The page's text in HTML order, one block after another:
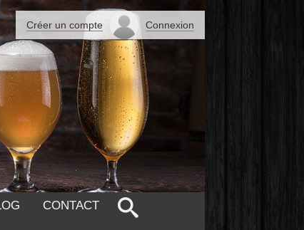
Créer un compte Connexion
CONTACT